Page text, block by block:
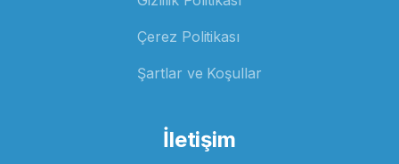
Çerez Politikası
Şartlar ve Koşullar
İletişim